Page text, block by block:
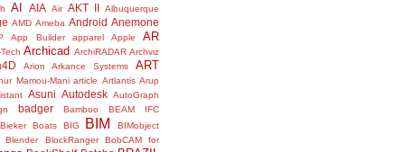
AI AIA Air AKT II Albuquerque
AMD Ameba Android Anemone
App Builder apparel Apple AR
Archicad ArchiRADAR Archviz
Arion Arkance Systems ART
Mamou-Mani article Artlantis Arup
Asuni Autodesk AutoGraph
badger Bamboo
BEAM IFC
Bieker Boats
BIG BIM
BIMobject
Blender
BlockRanger BobCAM for